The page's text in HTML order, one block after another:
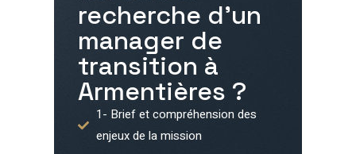
recherche d'un
manager de
transition à
Armentières ?
1- Brief et compréhension des
enjeux de la mission